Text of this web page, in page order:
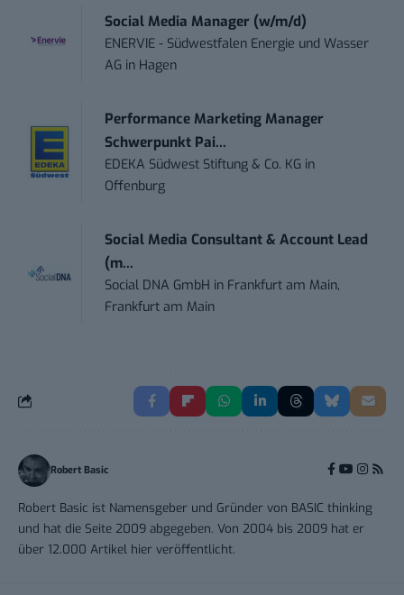
Social Media Manager (w/m/d)
ENERVIE - Südwestfalen Energie und Wasser
AG in Hagen
Performance Marketing Manager
Schwerpunkt Pai...
EDEKA Südwest Stiftung & Co. KG in
Offenburg
Social Media Consultant & Account Lead
(m...
Social DNA GmbH in Frankfurt am Main,
Frankfurt am Main
Robert Basic
Robert Basic ist Namensgeber und Gründer von BASIC thinking
und hat die Seite 2009 abgegeben. Von 2004 bis 2009 hat er
über 12.000 Artikel hier veröffentlicht.